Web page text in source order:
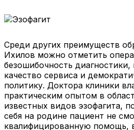
Среди других преимуществ
Ихилов можно отметить
безошибочность диагностики,
качество сервиса и
политику. Доктора клиники
практическим опытом в
известных видов эзофагита,
себя на родине пациент не
квалифицированную помощь,